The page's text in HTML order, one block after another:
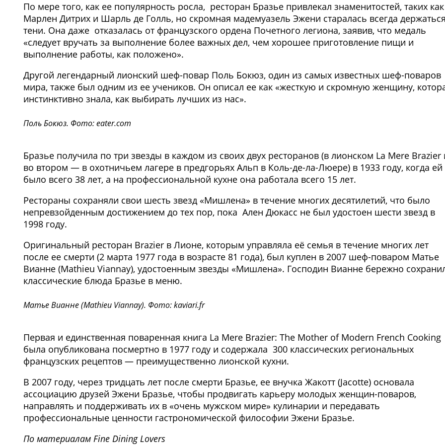
По мере того, как ее популярность росла, ресторан Бразье привлекал знаменитостей, таких как
Марлен Дитрих и Шарль де Голль, но скромная мадемуазель Эжени старалась всегда
тени. Она даже отказалась от французского ордена Почетного легиона, заявив, что медаль
«следует вручать за выполнение более важных дел, чем хорошее приготовление пищи и
выполнение работы, как положено».
Другой легендарный лионский шеф-повар Поль Бокюз, один из самых известных шеф-поваров
мира, также был одним из ее учеников. Он описал ее как «жесткую и скромную женщину,
инстинктивно знала, как выбирать лучших из нас».
Поль Бокюз. Фото: eater.com
Бразье получила по три звезды в каждом из своих двух ресторанов (в лионском La Mere Brazier
во втором — в охотничьем лагере в предгорьях Альп в Коль-де-ла-Люере) в 1933 году, когда ей
было всего 38 лет, а на профессиональной кухне она работала всего 15 лет.
Рестораны сохраняли свои шесть звезд «Мишлена» в течение многих десятилетий, что было
непревзойденным достижением до тех пор, пока Ален Дюкасс не был удостоен шести звезд в
1998 году.
Оригинальный ресторан Brazier в Лионе, которым управляла её семья в течение многих лет
после ее смерти (2 марта 1977 года в возрасте 81 года), был куплен в 2007 шеф-поваром Матье
Вианне (Mathieu Viannay), удостоенным звезды «Мишлена». Господин Вианне бережно
классические блюда Бразье в меню.
Матье Вианне (Mathieu Viannay). Фото: kaviari.fr
Первая и единственная поваренная книга La Mere Brazier: The Mother of Modern French Cooking
была опубликована посмертно в 1977 году и содержала 300 классических региональных
французских рецептов — преимущественно лионской кухни.
В 2007 году, через тридцать лет после смерти Бразье, ее внучка Жакотт (Jacotte) основала
ассоциацию друзей Эжени Бразье, чтобы продвигать карьеру молодых женщин-поваров,
направлять и поддерживать их в «очень мужском мире» кулинарии и передавать
профессиональные ценности гастрономической философии Эжени Бразье.
По материалам Fine Dining Lovers